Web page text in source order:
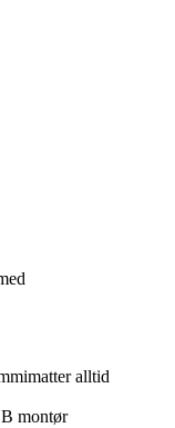
alltid
montør